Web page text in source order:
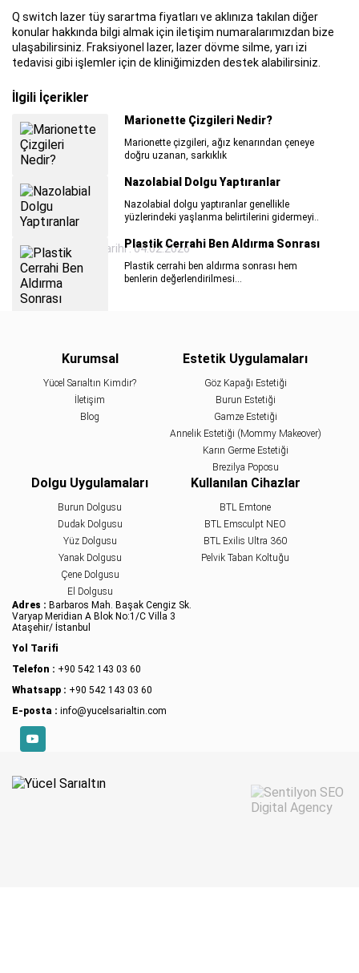
Q switch lazer tüy sarartma fiyatları ve aklınıza takılan diğer
konular hakkında bilgi almak için iletişim numaralarımızdan bize
ulaşabilirsiniz. Fraksiyonel lazer, lazer dövme silme, yarı izi
tedavisi gibi işlemler için de kliniğimizden destek alabilirsiniz.
İlgili İçerikler
Marionette Çizgileri Nedir?
Marionette çizgileri, ağız kenarından çeneye
doğru uzanan, sarkıklık
Nazolabial Dolgu Yaptıranlar
Nazolabial dolgu yaptıranlar genellikle
yüzlerindeki yaşlanma belirtilerini gidermeyi..
Plastik Cerrahi Ben Aldırma Sonrası
Plastik cerrahi ben aldırma sonrası hem
benlerin değerlendirilmesi...
yaşlanmanın etkisiyle sarkarak gıdı eritme
Badem Göz Estetiği Yaptıranlar
Gözlerine estetik açıdan hoş bir görünüm
kazandırmak için badem göz estetiği
Burun Estetiği Sonrası 1. Ay ve 6. Ay
Burun estetiği sonrası 1. ay ve 6. ay dönemleri,
yüzünüzde meydana gelen...
Yanak İnceltme Yöntemleri
Sıvı yüz germe, yeni nesil yüz germe
işlemlerinden biridir ve yaşlanmaya bağlı...
Son Güncelleme Tarihi : 04.02.2026
Kurumsal
Yücel Sarıaltın Kimdir?
İletişim
Blog
Estetik Uygulamaları
Göz Kapağı Estetiği
Burun Estetiği
Gamze Estetiği
Annelik Estetiği (Mommy Makeover)
Karın Germe Estetiği
Brezilya Poposu
Dolgu Uygulamaları
Burun Dolgusu
Dudak Dolgusu
Yüz Dolgusu
Yanak Dolgusu
Çene Dolgusu
El Dolgusu
Kullanılan Cihazlar
BTL Emtone
BTL Emsculpt NEO
BTL Exilis Ultra 360
Pelvik Taban Koltuğu
Adres : Barbaros Mah. Başak Cengiz Sk.
Varyap Meridian A Blok No:1/C Villa 3
Ataşehir/ İstanbul
Yol Tarifi
Telefon : +90 542 143 03 60
Whatsapp : +90 542 143 03 60
E-posta : info@yucelsarialtin.com
YouTube